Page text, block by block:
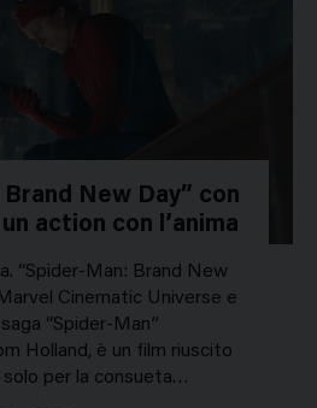
New Day” con
action con l’anima
“Spider-Man: Brand New
Cinematic Universe e
“Spider-Man”
Holland, è un film riuscito
solo per la consueta…